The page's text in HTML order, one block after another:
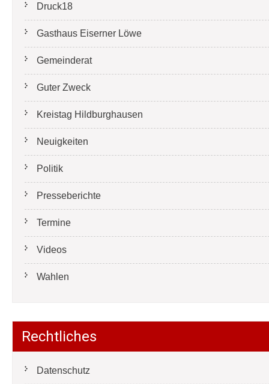
Druck18
Gasthaus Eiserner Löwe
Gemeinderat
Guter Zweck
Kreistag Hildburghausen
Neuigkeiten
Politik
Presseberichte
Termine
Videos
Wahlen
Rechtliches
Datenschutz